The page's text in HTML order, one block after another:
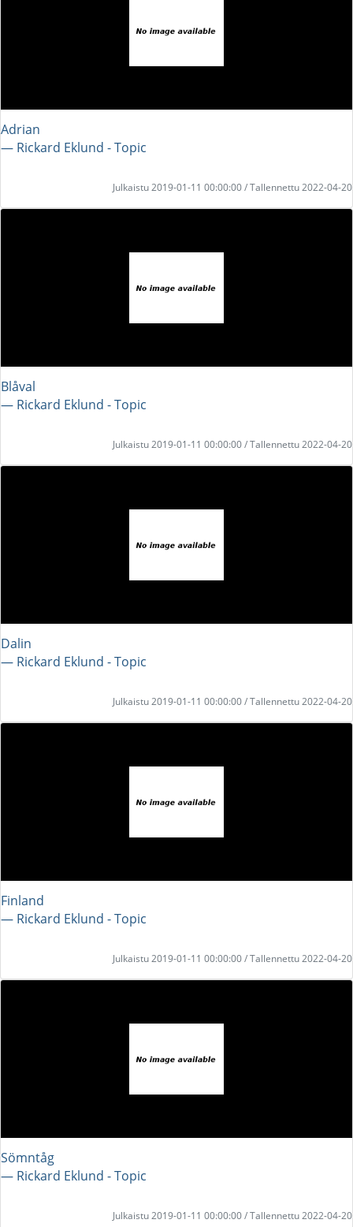
Adrian
― Rickard Eklund - Topic
Julkaistu 2019-01-11 00:00:00 / Tallennettu 2022-04-20
Blåval
― Rickard Eklund - Topic
Julkaistu 2019-01-11 00:00:00 / Tallennettu 2022-04-20
Dalin
― Rickard Eklund - Topic
Julkaistu 2019-01-11 00:00:00 / Tallennettu 2022-04-20
Finland
― Rickard Eklund - Topic
Julkaistu 2019-01-11 00:00:00 / Tallennettu 2022-04-20
Sömntåg
― Rickard Eklund - Topic
Julkaistu 2019-01-11 00:00:00 / Tallennettu 2022-04-20